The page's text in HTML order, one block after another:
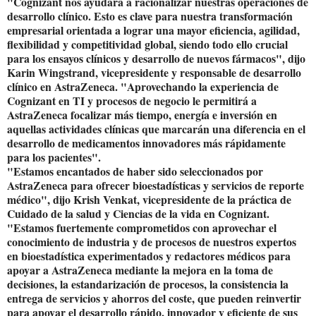
desarrollo clínico. Esto es clave para nuestra transformación
empresarial orientada a lograr una mayor eficiencia, agilidad,
flexibilidad y competitividad global, siendo todo ello crucial
para los ensayos clínicos y desarrollo de nuevos fármacos", dijo
Karin Wingstrand, vicepresidente y responsable de desarrollo
clínico en AstraZeneca. "Aprovechando la experiencia de
Cognizant en TI y procesos de negocio le permitirá a
AstraZeneca focalizar más tiempo, energía e inversión en
aquellas actividades clínicas que marcarán una diferencia en el
desarrollo de medicamentos innovadores más rápidamente
para los pacientes".
"Estamos encantados de haber sido seleccionados por
AstraZeneca para ofrecer bioestadísticas y servicios de reporte
médico", dijo Krish Venkat, vicepresidente de la práctica de
Cuidado de la salud y Ciencias de la vida en Cognizant.
"Estamos fuertemente comprometidos con aprovechar el
conocimiento de industria y de procesos de nuestros expertos
en bioestadística experimentados y redactores médicos para
apoyar a AstraZeneca mediante la mejora en la toma de
decisiones, la estandarización de procesos, la consistencia la
entrega de servicios y ahorros del coste, que pueden reinvertir
para apoyar el desarrollo rápido, innovador y eficiente de sus